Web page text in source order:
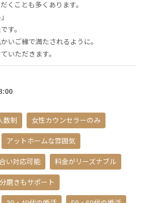
くことも多くあります。
す。
いご縁で満たされるように。
いただきます。
数制 女性カウンセラーのみ
アットホームな雰囲気
い対応可能 料金がリーズナブル
磨きもサポート